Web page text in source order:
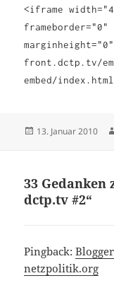
<iframe
front.dctp.tv/
embed/
Veröffentlicht
13. Januar 2010
33
dctp.tv #2“
Pingback:
netzpolitik.org